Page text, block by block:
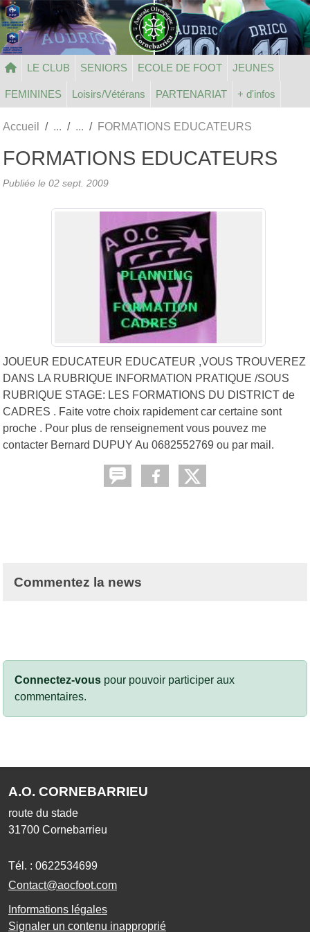
LE CLUB SENIORS ECOLE DE FOOT JEUNES
FEMININES Loisirs/Vétérans PARTENARIAT + d'infos
Accueil FORMATIONS EDUCATEURS
FORMATIONS EDUCATEURS
Publiée le 02 sept. 2009
JOUEUR EDUCATEUR EDUCATEUR ,VOUS TROUVEREZ
DANS LA RUBRIQUE INFORMATION PRATIQUE /SOUS
RUBRIQUE STAGE: LES FORMATIONS DU DISTRICT de
CADRES . Faite votre choix rapidement car certaine sont
proche . Pour plus de renseignement vous pouvez me
contacter Bernard DUPUY Au 0682552769 ou par mail.
Commentez la news
Connectez-vous pour pouvoir participer aux
commentaires.
A.O. CORNEBARRIEU
route du stade
31700 Cornebarrieu
Tél. : 0622534699
Contact@aocfoot.com
Informations légales
Signaler un contenu inapproprié
Panneau de gestion des cookies